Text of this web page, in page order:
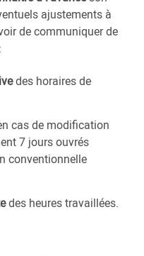
ajustements à
de communiquer de
des horaires de
cas de modification
7 jours ouvrés
conventionnelle
des heures travaillées.